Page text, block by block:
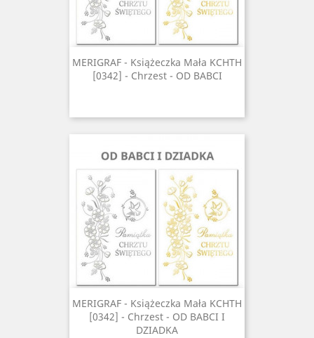
MERIGRAF - Książeczka Mała KCHTH
[0342] - Chrzest - OD BABCI
MERIGRAF - Książeczka Mała KCHTH
[0342] - Chrzest - OD BABCI I
DZIADKA